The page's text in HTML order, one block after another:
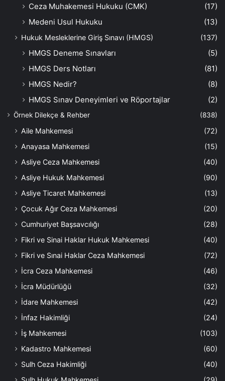
Ceza Muhakemesi Hukuku (CMK)
(17)
Medeni Usul Hukuku
(13)
Hukuk Mesleklerine Giriş Sınavı (HMGS) (137)
HMGS Deneme Sınavları
(5)
HMGS Ders Notları
(81)
HMGS Nedir?
(8)
HMGS Sınav Deneyimleri ve Röportajlar
(2)
Örnek Dilekçe & Rehber (838)
Aile Mahkemesi
(72)
Anayasa Mahkemesi
(15)
Asliye Ceza Mahkemesi
(40)
Asliye Hukuk Mahkemesi
(90)
Asliye Ticaret Mahkemesi
(13)
Çocuk Ağır Ceza Mahkemesi
(20)
Cumhuriyet Başsavcılığı
(28)
Fikri ve Sinai Haklar Hukuk Mahkemesi
(40)
Fikri ve Sınai Haklar Ceza Mahkemesi
(72)
İcra Ceza Mahkemesi
(46)
İcra Müdürlüğü
(32)
İdare Mahkemesi
(42)
İnfaz Hakimliği
(24)
İş Mahkemesi
(103)
Kadastro Mahkemesi
(60)
Sulh Ceza Hakimliği
(40)